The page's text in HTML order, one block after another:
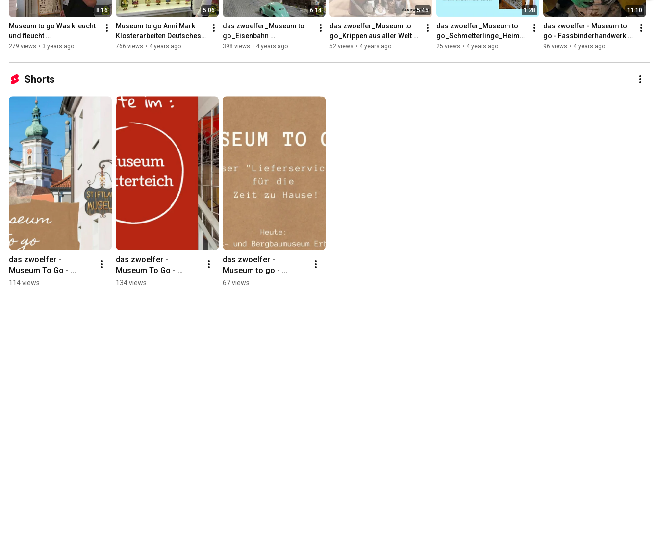
8:16
Museum to go Was kreucht
und fleucht
Schmetterlingssammlung
279 views • 3 years ago
5:06
Museum to go Anni Mark
Klosterarbeiten Deutsches
Knopfmuseum Bärnau
766 views • 4 years ago
6:14
das zwoelfer_Museum to
go_Eisenbahn
bewegt_MuseumsQuartier
398 views • 4 years ago
5:45
das zwoelfer_Museum to
go_Krippen aus aller Welt
mit Dr. Annemarie Schraml
52 views • 4 years ago
1:28
das zwoelfer_Museum to
go_Schmetterlinge_Heimat
- und Bergbaumuseum
25 views • 4 years ago
11:10
das zwoelfer - Museum to
go - Fassbinderhandwerk -
Handwerkerscheune
Tirschenreuth
96 views • 4 years ago
Shorts
das zwoelfer -
Museum To Go -
Stiftlandmuseum
114 views
das zwoelfer -
Museum To Go -
Museum Mitterteich
134 views
das zwoelfer -
Museum to go -
Heimat- und
67 views